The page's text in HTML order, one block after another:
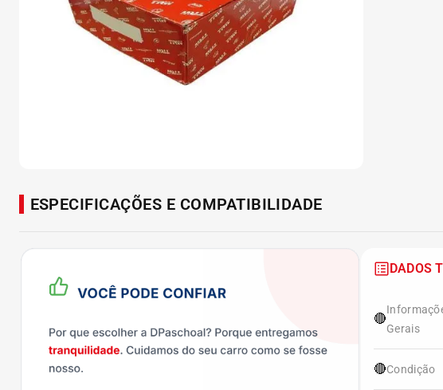
ESPECIFICAÇÕES E COMPATIBILIDADE
DADOS
🔴
Gerais
🔴Condição